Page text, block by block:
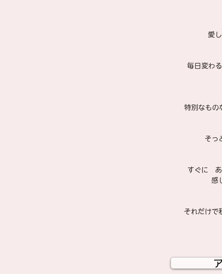
愛
毎日変わ
特別なもの
そっ
すぐに　
感
それだけで